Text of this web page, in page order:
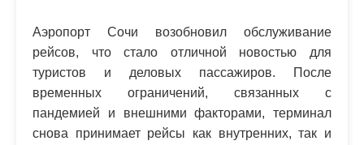
Аэропорт Сочи возобновил обслуживание
рейсов, что стало отличной новостью для
туристов и деловых пассажиров. После
временных ограничений, связанных с
пандемией и внешними факторами, терминал
снова принимает рейсы как внутренних, так и